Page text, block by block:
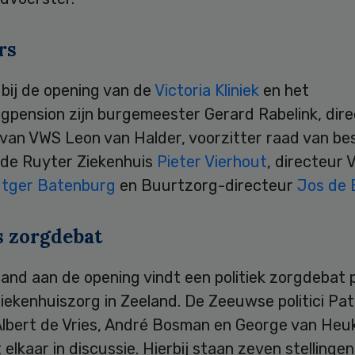
de opening van de Victoria Kliniek en het
zijn burgemeester Gerard Rabelink,
VWS Leon van Halder, voorzitter raad van
Ruyter Ziekenhuis Pieter Vierhout, directeur
Batenburg en Buurtzorg-directeur Jos de
zorgdebat
aan de opening vindt een politiek zorgdebat
in Zeeland. De Zeeuwse politici
de Vries, André Bosman en George van
elkaar in discussie. Hierbij staan zeven